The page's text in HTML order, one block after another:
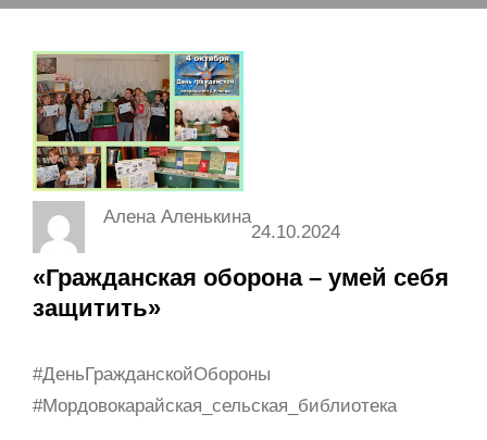
Алена Аленькина
24.10.2024
«Гражданская оборона – умей себя
защитить»
#ДеньГражданскойОбороны
#Мордовокарайская_сельская_библиотека